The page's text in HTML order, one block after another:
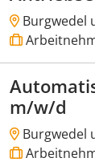
Burgwedel
m/w/d
Burgwedel